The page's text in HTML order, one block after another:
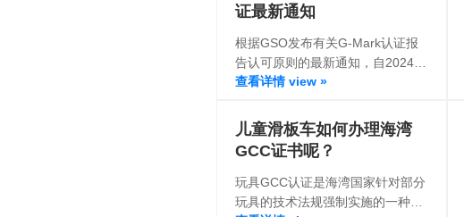
证最新通知
根据GSO发布有关G-Mark认证报
告认可原则的最新通知，自2024年
7月31日起，所有申请G-Mark认证
下），否则将不予接受。
查看详情 view »
儿童滑板车如何办理海湾
GCC证书呢？
玩具GCC认证是海湾国家针对部分
玩具的技术法规强制实施的一种认